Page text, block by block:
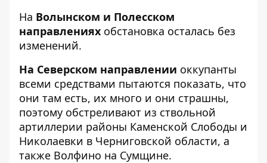
На Волынском и Полесском
направлениях обстановка осталась без
изменений.
На Северском направлении оккупанты
всеми средствами пытаются показать, что
они там есть, их много и они страшны,
поэтому обстреливают из ствольной
артиллерии районы Каменской Слободы и
Николаевки в Черниговской области, а
также Волфино на Сумщине.